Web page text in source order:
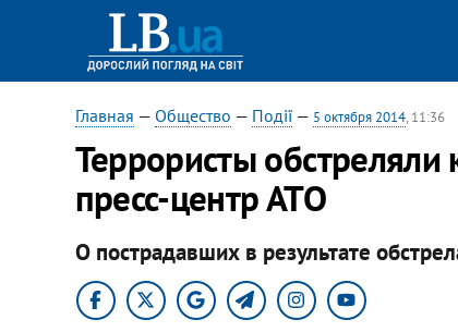
Главная — Общество — Події— 5 октября 2014, 11:36
Террористы обстреляли
пресс-центр АТО
О пострадавших в результате